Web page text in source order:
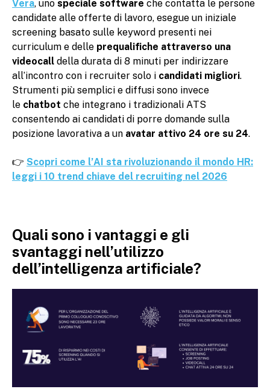
Vera, uno speciale software che contatta le persone
candidate alle offerte di lavoro, esegue un iniziale
screening basato sulle keyword presenti nei
curriculum e delle prequalifiche attraverso una
videocall della durata di 8 minuti per indirizzare
all’incontro con i recruiter solo i candidati migliori.
Strumenti più semplici e diffusi sono invece
le chatbot che integrano i tradizionali ATS
consentendo ai candidati di porre domande sulla
posizione lavorativa a un avatar attivo 24 ore su 24.
👉 Scopri come l’AI sta rivoluzionando il mondo HR:
leggi i 10 trend chiave del recruiting nel 2026
Quali sono i vantaggi e gli
svantaggi nell’utilizzo
dell’intelligenza artificiale?